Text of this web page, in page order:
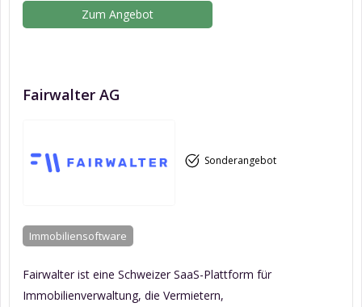
Zum Angebot
Fairwalter AG
Sonderangebot
Immobiliensoftware
Fairwalter ist eine Schweizer SaaS-Plattform für
Immobilienverwaltung, die Vermietern,